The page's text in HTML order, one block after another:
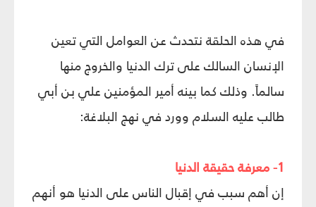
في هذه الحلقة نتحدث عن العوامل التي تعين
الإنسان السالك على ترك الدنيا والخروج منها
سالماً. وذلك كما بينه أمير المؤمنين علي بن أبي
طالب عليه السلام وورد في نهج البلاغة:
1- معرفة حقيقة الدنيا
إن أهم سبب في إقبال الناس على الدنيا هو أنهم